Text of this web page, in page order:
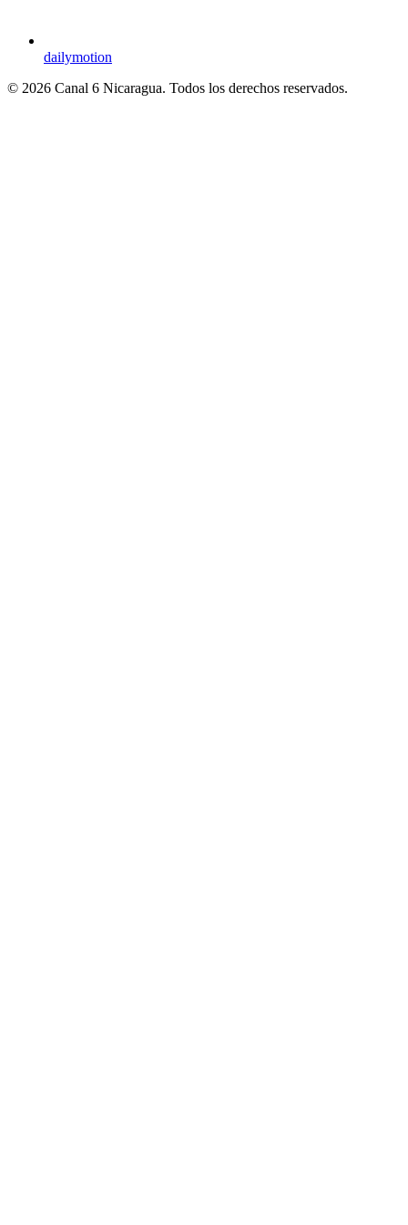
dailymotion
© 2026 Canal 6 Nicaragua. Todos los derechos reservados.